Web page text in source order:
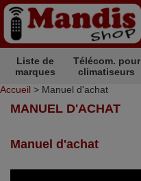
Liste de
marques
Télécom. pour
climatiseurs
Accueil > Manuel d'achat
MANUEL D'ACHAT
Manuel d'achat